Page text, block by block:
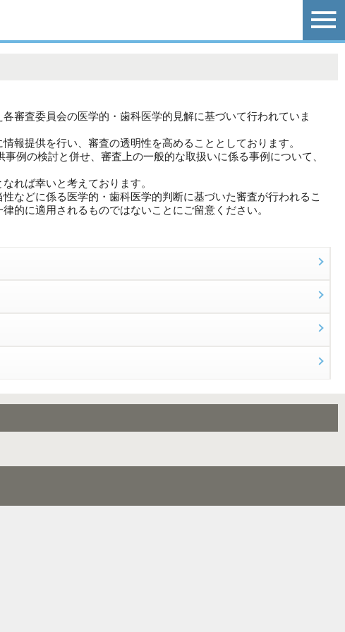
審査委員会の医学的・歯科医学的見解に基づいて行われていま
報提供を行い、審査の透明性を高めることとしております。
例の検討と併せ、審査上の一般的な取扱いに係る事例について、
れば幸いと考えております。
などに係る医学的・歯科医学的判断に基づいた審査が行われるこ
的に適用されるものではないことにご留意ください。